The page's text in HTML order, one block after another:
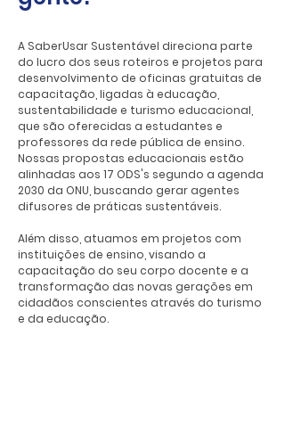
A SaberUsar Sustentável direciona parte
do lucro dos seus roteiros e projetos para
desenvolvimento de oficinas gratuitas de
capacitação, ligadas à educação,
sustentabilidade e turismo educacional,
que são oferecidas a estudantes e
professores da rede pública de ensino.
Nossas propostas educacionais estão
alinhadas aos 17 ODS's segundo a agenda
2030 da ONU, buscando gerar agentes
difusores de práticas sustentáveis.
Além disso, atuamos em projetos com
instituições de ensino, visando a
capacitação do seu corpo docente e a
transformação das novas gerações em
cidadãos conscientes através do turismo
e da educação.